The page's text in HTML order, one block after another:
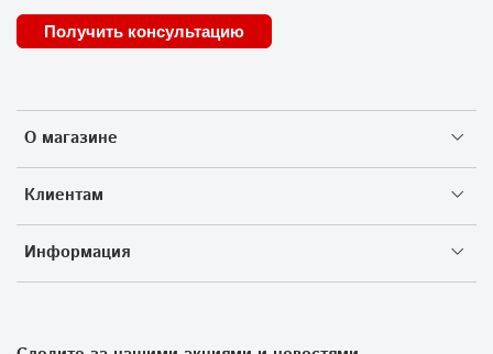
О магазине
Клиентам
Информация
Получить консультацию